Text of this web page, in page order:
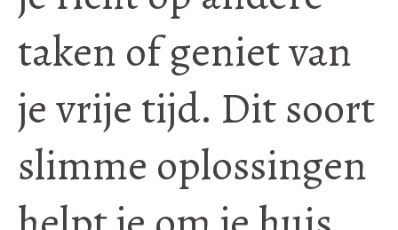
taken of geniet van
je vrije tijd. Dit soort
slimme oplossingen